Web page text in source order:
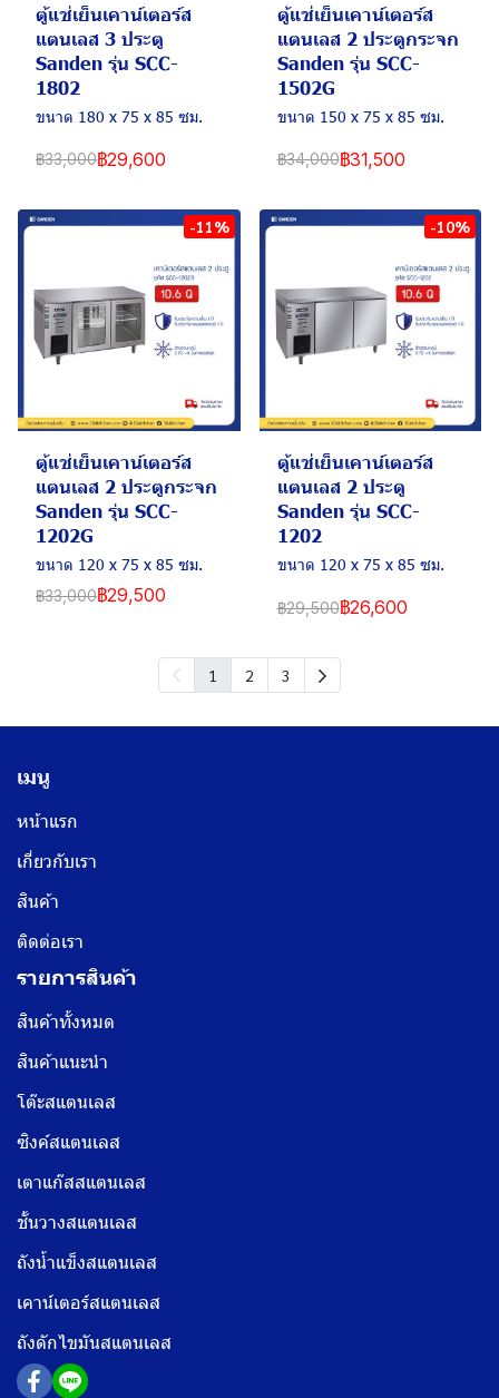
ตู้แช่เย็นเคาน์เตอร์ส
แตนเลส 3 ประตู
Sanden รุ่น SCC-
1802
ขนาด 180 x 75 x 85 ซม.
฿33,000฿29,600
ตู้แช่เย็นเคาน์เตอร์ส
แตนเลส 2 ประตูกระจก
Sanden รุ่น SCC-
1502G
ขนาด 150 x 75 x 85 ซม.
฿34,000฿31,500
-11%
ตู้แช่เย็นเคาน์เตอร์ส
แตนเลส 2 ประตูกระจก
Sanden รุ่น SCC-
1202G
ขนาด 120 x 75 x 85 ซม.
฿33,000฿29,500
-10%
ตู้แช่เย็นเคาน์เตอร์ส
แตนเลส 2 ประตู
Sanden รุ่น SCC-
1202
ขนาด 120 x 75 x 85 ซม.
฿29,500฿26,600
1 2 3
เมนู
หน้าแรก
เกี่ยวกับเรา
สินค้า
ติดต่อเรา
รายการสินค้า
สินค้าทั้งหมด
สินค้าแนะนำ
โต๊ะสแตนเลส
ซิงค์สแตนเลส
เตาแก๊สสแตนเลส
ชั้นวางสแตนเลส
ถังน้ำแข็งสแตนเลส
เคาน์เตอร์สแตนเลส
ถังดักไขมันสแตนเลส